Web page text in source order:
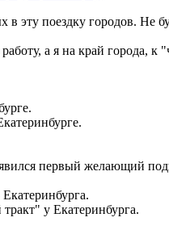
эту поездку городов. Не
а я на край города,
первый желающий
у Екатеринбурга.